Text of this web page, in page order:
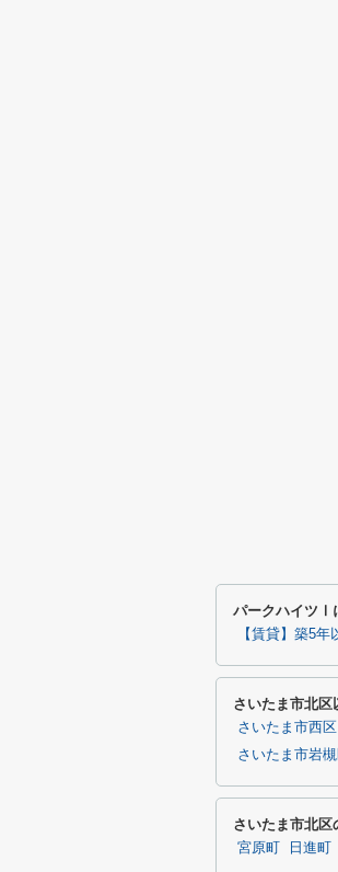
パークハイツⅠ
【賃貸】築5
さいたま市北区
さいたま市西区
さいたま市岩槻
さいたま市北区
宮原町 日進町